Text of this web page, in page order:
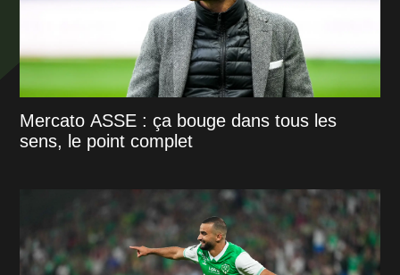
Mercato ASSE : ça bouge dans tous les
sens, le point complet